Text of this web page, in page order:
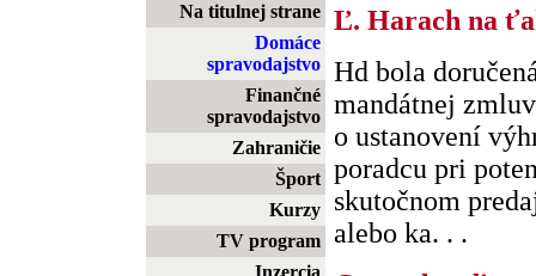
Na titulnej strane
Domáce
spravodajstvo
Finančné
spravodajstvo
Zahraničie
Šport
Kurzy
TV program
Inzercia
Ľ. Harach na
Hd bola
mandátnej
o ustanovení
poradcu pri
skutočnom
alebo ka. . .